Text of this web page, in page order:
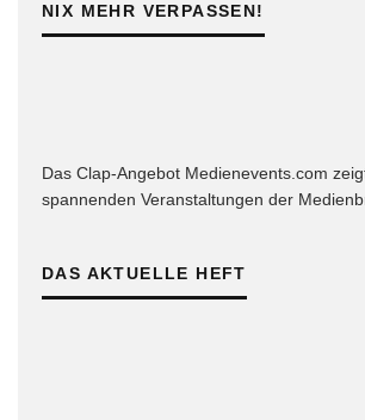
NIX MEHR VERPASSEN!
Das Clap-Angebot Medienevents.com
spannenden Veranstaltungen der
DAS AKTUELLE HEFT